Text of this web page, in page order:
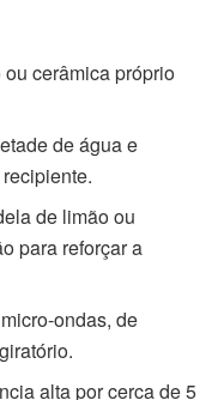
cerâmica próprio
de água e
de limão ou
para reforçar a
ondas, de
alta por cerca de 5